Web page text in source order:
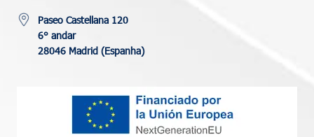
Paseo Castellana 120
6° andar
28046 Madrid (Espanha)